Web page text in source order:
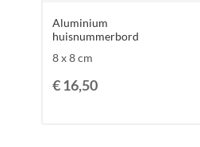
Aluminium
huisnummerbord
8 x 8 cm
€ 16,50